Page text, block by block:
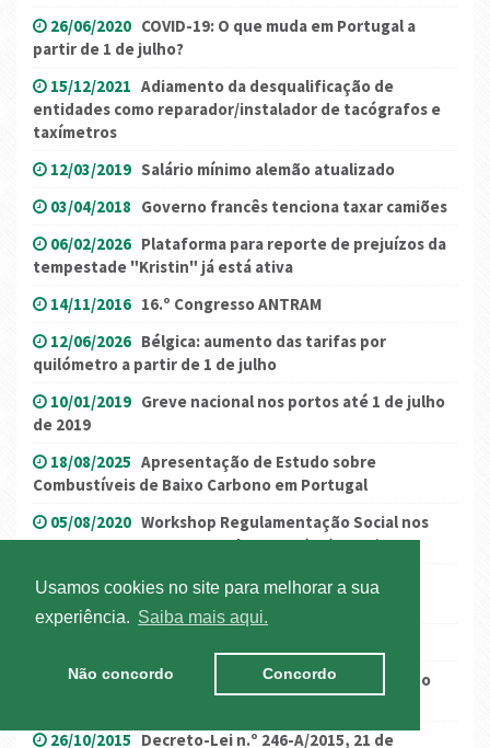
Usamos cookies no site para melhorar a sua
experiência.
Saiba mais aqui.
Não concordo Concordo
26/06/2020 COVID-19: O que muda em Portugal a
partir de 1 de julho?
15/12/2021 Adiamento da desqualificação de
entidades como reparador/instalador de tacógrafos e
taxímetros
12/03/2019 Salário mínimo alemão atualizado
03/04/2018 Governo francês tenciona taxar camiões
06/02/2026 Plataforma para reporte de prejuízos da
tempestade "Kristin" já está ativa
14/11/2016 16.º Congresso ANTRAM
12/06/2026 Bélgica: aumento das tarifas por
quilómetro a partir de 1 de julho
10/01/2019 Greve nacional nos portos até 1 de julho
de 2019
18/08/2025 Apresentação de Estudo sobre
Combustíveis de Baixo Carbono em Portugal
05/08/2020 Workshop Regulamentação Social nos
Transportes - O novo Regulamento (UE) 2020/1054
11/08/2023 Reino Unido: Kent – M20 – Operação
11/01/2017 Regime transitório: procedimentos do
26/10/2015 Decreto-Lei n.º 246-A/2015, 21 de